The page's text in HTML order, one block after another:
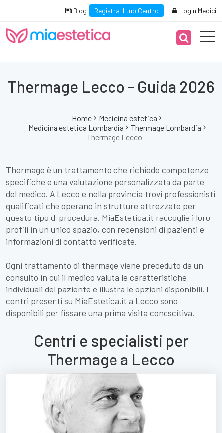
Blog Registra il tuo Centro Login Medici
Thermage Lecco - Guida 2026
Home
Medicina estetica
Medicina estetica Lombardia
Thermage Lombardia
Thermage Lecco
Thermage è un trattamento che richiede competenze
specifiche e una valutazione personalizzata da parte
del medico. A Lecco e nella provincia trovi professionisti
qualificati che operano in strutture attrezzate per
questo tipo di procedura. MiaEstetica.it raccoglie i loro
profili in un unico spazio, con recensioni di pazienti e
informazioni di contatto verificate.
Ogni trattamento di thermage viene preceduto da un
consulto in cui il medico valuta le caratteristiche
individuali del paziente e illustra le opzioni disponibili. I
centri presenti su MiaEstetica.it a Lecco sono
disponibili per fissare una prima visita conoscitiva.
Centri e specialisti per
Thermage a Lecco